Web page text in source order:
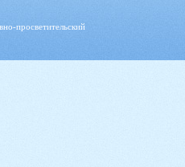
просветительский